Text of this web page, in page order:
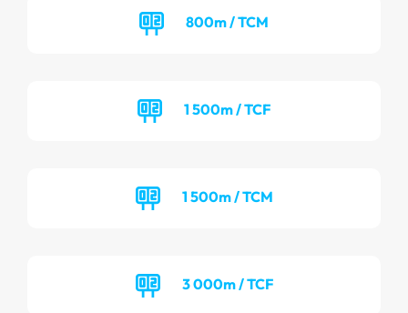
800m / TCM
1 500m / TCF
1 500m / TCM
3 000m / TCF